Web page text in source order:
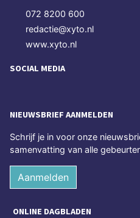
072 8200 600
redactie@xyto.nl
www.xyto.nl
SOCIAL MEDIA
NIEUWSBRIEF AANMELDEN
Schrijf je in voor onze
samenvatting van alle
Aanmelden
ONLINE DAGBLADEN